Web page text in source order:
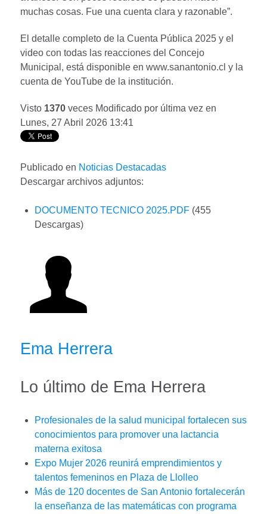
muchas cosas. Fue una cuenta clara y razonable”.
El detalle completo de la Cuenta Pública 2025 y el
video con todas las reacciones del Concejo
Municipal, está disponible en www.sanantonio.cl y la
cuenta de YouTube de la institución.
Visto 1370 veces Modificado por última vez en
Lunes, 27 Abril 2026 13:41
Publicado en Noticias Destacadas
Descargar archivos adjuntos:
DOCUMENTO TECNICO 2025.PDF (455
Descargas)
Ema Herrera
Lo último de Ema Herrera
Profesionales de la salud municipal fortalecen sus
conocimientos para promover una lactancia
materna exitosa
Expo Mujer 2026 reunirá emprendimientos y
talentos femeninos en Plaza de Llolleo
Más de 120 docentes de San Antonio fortalecerán
la enseñanza de las matemáticas con programa